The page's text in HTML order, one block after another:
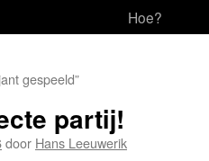
Hoe?
gespeeld”
partij!
door Hans Leeuwerik